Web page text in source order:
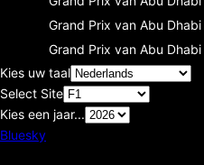
Grand Prix van Abu Dhabi
Grand Prix van Abu Dhabi
Kies uw taal
Select Site
Kies een jaar...
Bluesky